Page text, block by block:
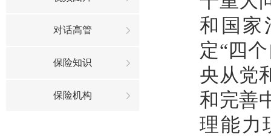
对话高管
保险知识
保险机构
和国家
定“四
央从党
和完善
理能力